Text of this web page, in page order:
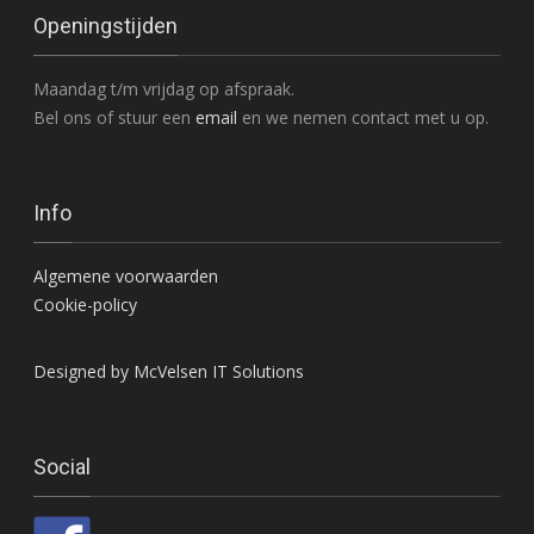
Openingstijden
Maandag t/m vrijdag op afspraak.
Bel ons of stuur een email en we nemen contact met u op.
Info
Algemene voorwaarden
Cookie-policy
Designed by McVelsen IT Solutions
Social